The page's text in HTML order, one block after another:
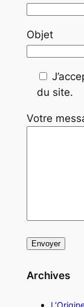
Objet
du site.
Votre
Archives